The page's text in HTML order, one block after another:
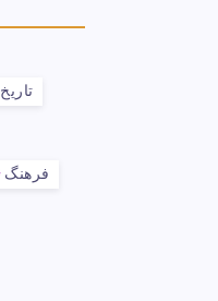
تاریخ
فرهنگ